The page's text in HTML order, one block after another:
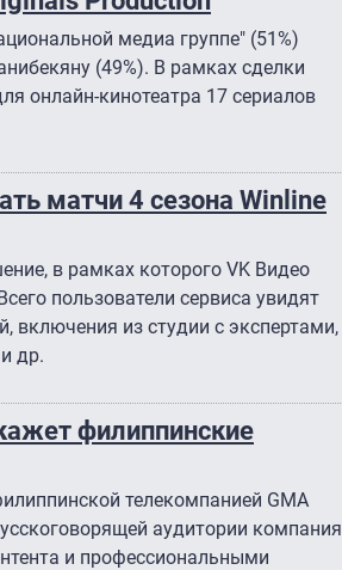
медиа группе" (51%)
(49%). В рамках сделки
онлайн-кинотеатра 17 сериалов
матчи 4 сезона Winline
в рамках которого VK Видео
пользователи сервиса увидят
включения из студии с экспертами,
др.
филиппинские
телекомпанией GMA
аудитории компания
и профессиональными